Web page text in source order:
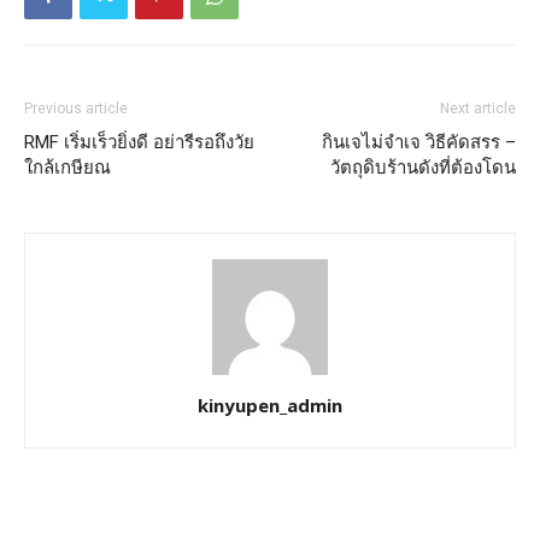
Previous article
RMF เริ่มเร็วยิ่งดี อย่ารีรอถึงวัย
ใกล้เกษียณ
Next article
กินเจไม่จำเจ วิธีคัดสรร –
วัตถุดิบร้านดังที่ต้องโดน
kinyupen_admin